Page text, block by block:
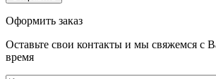
Оформить заказ
Оставьте свои контакты и мы свяжемся с
время